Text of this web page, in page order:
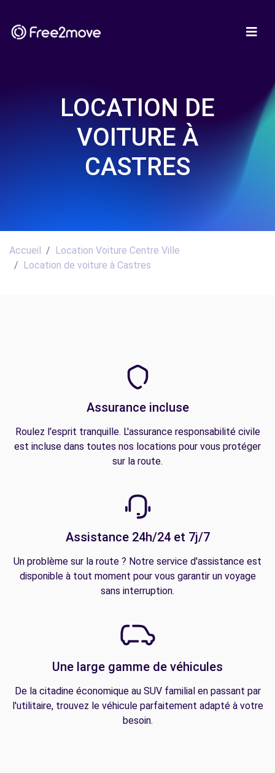
LOCATION DE
VOITURE À
CASTRES
Accueil
Location Voiture Centre Ville
Location de voiture à Castres
Assurance incluse
Roulez l'esprit tranquille. L'assurance responsabilité civile
est incluse dans toutes nos locations pour vous protéger
sur la route.
Assistance 24h/24 et 7j/7
Un problème sur la route ? Notre service d'assistance est
disponible à tout moment pour vous garantir un voyage
sans interruption.
Une large gamme de véhicules
De la citadine économique au SUV familial en passant par
l'utilitaire, trouvez le véhicule parfaitement adapté à votre
besoin.